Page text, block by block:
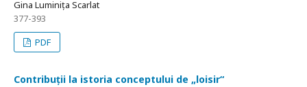
Gina Luminița Scarlat
377-393
PDF
Contribuții la istoria conceptului de „loisir“